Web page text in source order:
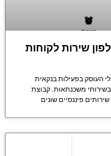
שירות לקוחות
העוסק בפעילות בנקאית
משכנתאות. קבוצת
פיננסיים שונים